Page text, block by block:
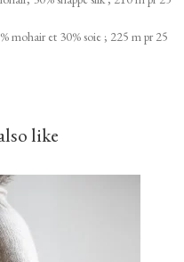
mohair et 30% soie ; 225 m pr 25
like